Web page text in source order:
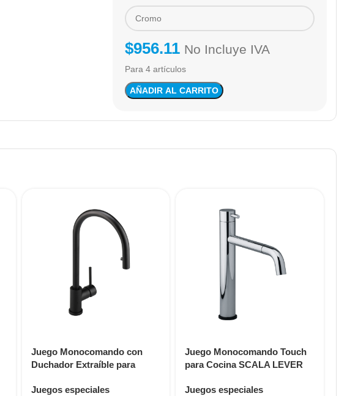
$956.11 No Incluye IVA
Para 4 artículos
AÑADIR AL CARRITO
Juego Monocomando con
Duchador Extraíble para
Juegos especiales
Juego Monocomando Touch
para Cocina SCALA LEVER
Juegos especiales